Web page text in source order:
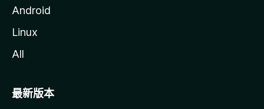
Android
Linux
All
最新版本